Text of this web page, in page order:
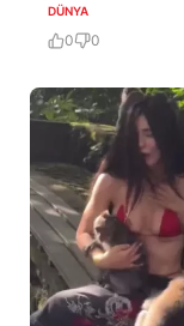
DÜNYA
0 0